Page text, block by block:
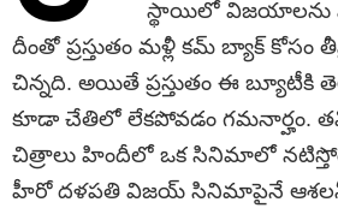
స్థాయిలో విజయాలను
దీంతో ప్రస్తుతం మళ్లీ కమ్‌ బ్యాక్‌ కోసం
చిన్నది. అయితే ప్రస్తుతం ఈ బ్యూటీకి
కూడా చేతిలో లేకపోవడం గమనార్హం.
చిత్రాలు హిందీలో ఒక సినిమాలో
హీరో దళపతి విజయ్‌ సినిమాపైనే ఆశలన్నీ